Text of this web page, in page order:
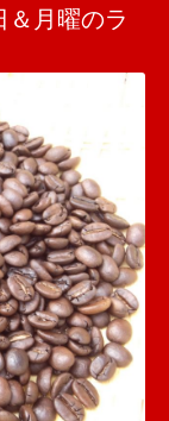
月曜のラ